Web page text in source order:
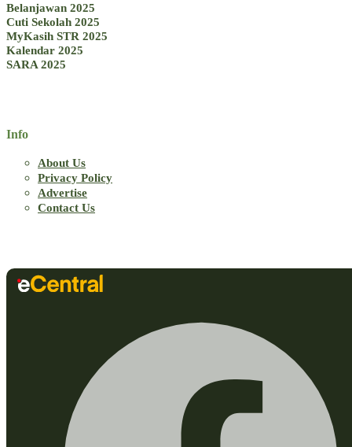
Belanjawan 2025
Cuti Sekolah 2025
MyKasih STR 2025
Kalendar 2025
SARA 2025
Info
About Us
Privacy Policy
Advertise
Contact Us